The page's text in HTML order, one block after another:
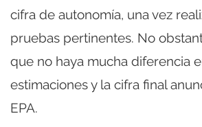
cifra de autonomía, una vez
pruebas pertinentes. No
que no haya mucha diferencia
estimaciones y la cifra final
EPA.